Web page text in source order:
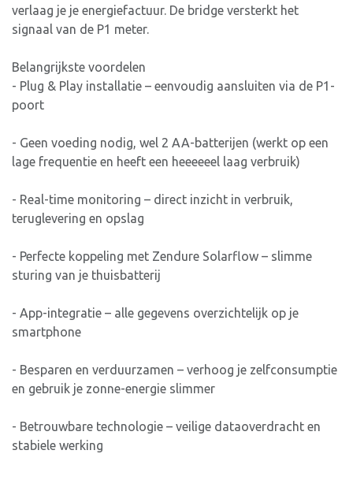
verlaag je je energiefactuur. De bridge versterkt het
signaal van de P1 meter.
Belangrijkste voordelen
- Plug & Play installatie – eenvoudig aansluiten via de P1-
poort
- Geen voeding nodig, wel 2 AA-batterijen (werkt op een
lage frequentie en heeft een heeeeeel laag verbruik)
- Real-time monitoring – direct inzicht in verbruik,
teruglevering en opslag
- Perfecte koppeling met Zendure Solarflow – slimme
sturing van je thuisbatterij
- App-integratie – alle gegevens overzichtelijk op je
smartphone
- Besparen en verduurzamen – verhoog je zelfconsumptie
en gebruik je zonne-energie slimmer
- Betrouwbare technologie – veilige dataoverdracht en
stabiele werking